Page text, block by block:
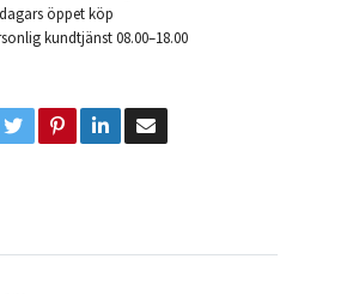
öppet köp
kundtjänst 08.00–18.00